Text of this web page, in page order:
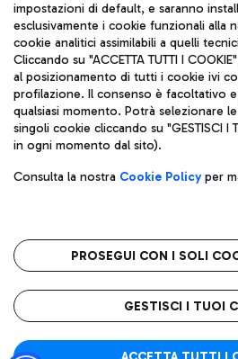
Pizza
Gelateria
Wine Bar & Sparkling
Autobus
Scopri le linee di autobus per
Leonardo Da Vinci.
Raggiungi l’aeroporto senza
Ristoranti
Scopri la nostra offerta per una
Mappa Aeroporto Fiumicino
Aeroporti di Roma S.p.A. - Società
coordinamento di Mundys S.p.A.
Codice fiscale e Registro delle Imprese
IVA 06572251004
Capitale sociale 62.224.743,00 int. vers.
Sede legale: Via Pier Paolo Racchetti
telefono +39 06 65951
Privacy policy
Note
Roma FCO
L'aeroporto
impostazioni di default, e saranno
esclusivamente i cookie funzionali alla
cookie analitici assimilabili a quelli
Cliccando su "ACCETTA TUTTI I
al posizionamento di tutti i cookie ivi
profilazione. Il consenso è facoltativo
qualsiasi momento. Potrà selezionare
singoli cookie cliccando su "GESTISCI I
in ogni momento dal sito).
Consulta la nostra Cookie Policyper
PROSEGUI CON I SOLI
GESTISCI I TUOI